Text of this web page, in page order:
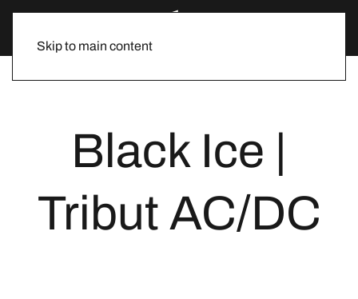
Skip to main content
Black Ice |
Tribut AC/DC